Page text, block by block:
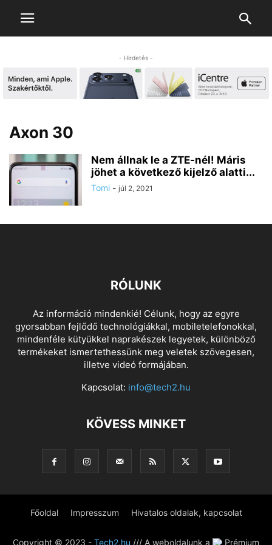
- Hirdetés -
Axon 30
Nem állnak le a ZTE-nél! Máris
jöhet a következő kijelző alatti...
Tomi - júl 2, 2021
RÓLUNK
Az információ mindenkié! Célunk, hogy az egyre
gyorsabban fejlődő technológiákkal, mobiletelefonokkal,
mindenféle kütyükkel naprakészek legyetek, különböző
termékeket ismertethessünk meg veletek szövegesen,
illetve videó formájában.
Kapcsolat: info@tech2.hu
KÖVESS MINKET
Főoldal Impresszum Hivatalos oldalak, kapcsolat
Copyright © 2023 - Tech2.hu /// A weboldalunk a Prémium